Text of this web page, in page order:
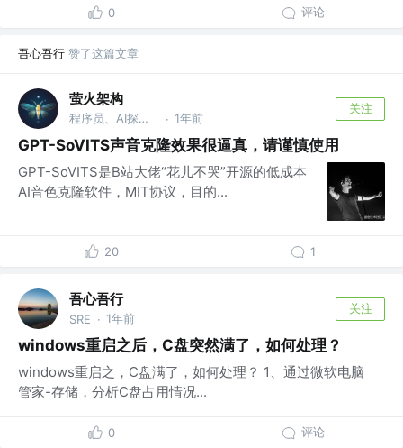
0 评论
吾心吾行 赞了这篇文章
萤火架构
程序员、AI探索者 · 1年前
关注
GPT-SoVITS声音克隆效果很逼真，请谨慎使用
GPT-SoVITS是B站大佬“花儿不哭”开源的低成本
AI音色克隆软件，MIT协议，目的...
20 1
吾心吾行
SRE · 1年前
关注
windows重启之后，C盘突然满了，如何处理？
windows重启之，C盘满了，如何处理？ 1、通过微软电脑
管家-存储，分析C盘占用情况...
0 评论